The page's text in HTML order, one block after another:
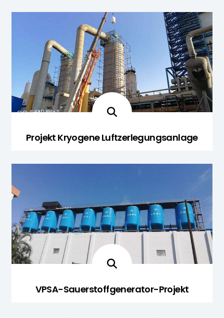
Projekt Kryogene Luftzerlegungsanlage
VPSA-Sauerstoffgenerator-Projekt